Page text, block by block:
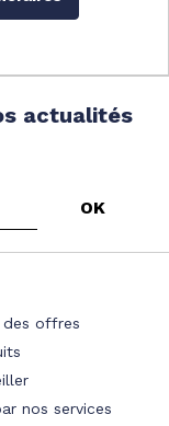
actualités
des offres
nos services